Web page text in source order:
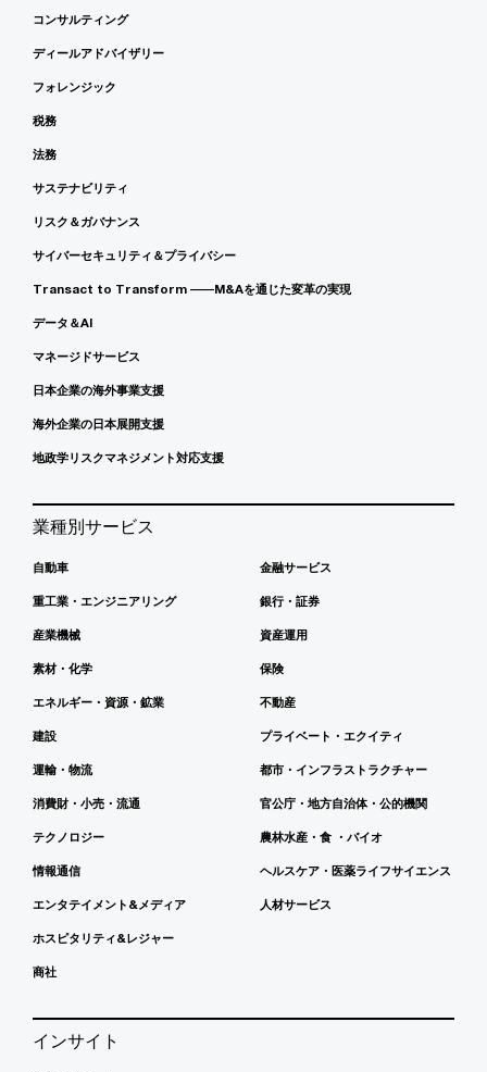
コンサルティング
ディールアドバイザリー
フォレンジック
税務
法務
サステナビリティ
リスク＆ガバナンス
サイバーセキュリティ＆プライバシー
Transact to Transform ――M&Aを通じた変革の実現
データ＆AI
マネージドサービス
日本企業の海外事業支援
海外企業の日本展開支援
地政学リスクマネジメント対応支援
業種別サービス
自動車
重工業・エンジニアリング
産業機械
素材・化学
エネルギー・資源・鉱業
建設
運輸・物流
消費財・小売・流通
テクノロジー
情報通信
エンタテイメント&メディア
ホスピタリティ&レジャー
商社
金融サービス
銀行・証券
資産運用
保険
不動産
プライベート・エクイティ
都市・インフラストラクチャー
官公庁・地方自治体・公的機関
農林水産・食 ・バイオ
ヘルスケア・医薬ライフサイエンス
人材サービス
インサイト